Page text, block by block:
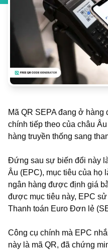
Mã QR SEPA đang ở hàng
chính tiếp theo của châu
hàng truyền thống sang
Đứng sau sự biến đổi này
Âu (EPC), mục tiêu của họ
ngân hàng được định giá
được mục tiêu này, EPC
Thanh toán Euro Đơn lẻ
Công cụ chính mà EPC
này là mã QR, đã chứng